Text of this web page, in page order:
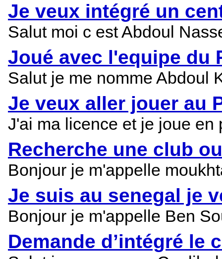
Je veux intégré un
Salut moi c est Abdoul
Joué avec l'equipe du
Salut je me nomme Abdoul
Je veux aller jouer au
J'ai ma licence et je joue
Recherche une club
Bonjour je m'appelle
Je suis au senegal je
Bonjour je m'appelle Ben
Demande d’intégré le